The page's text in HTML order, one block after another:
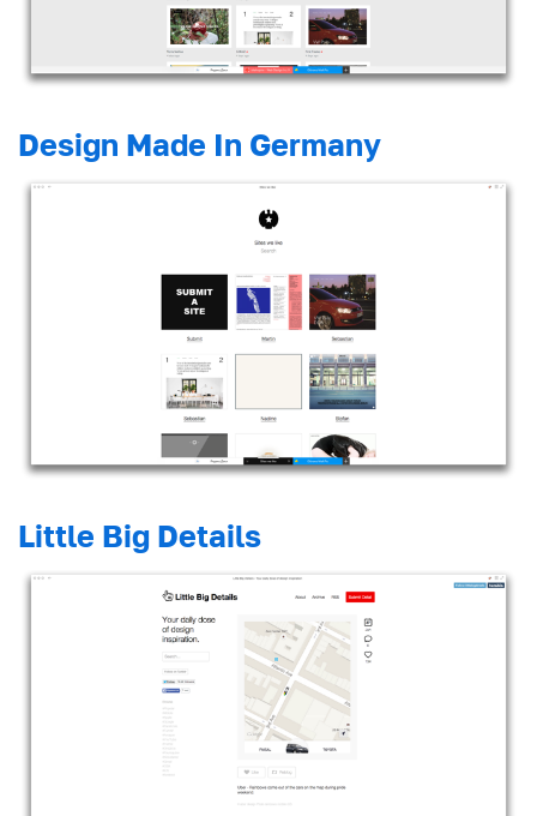
Design Made In Germany
Little Big Details